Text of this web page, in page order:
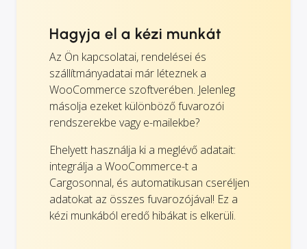
Hagyja el a kézi munkát
Az Ön kapcsolatai, rendelései és
szállítmányadatai már léteznek a
WooCommerce szoftverében. Jelenleg
másolja ezeket különböző fuvarozói
rendszerekbe vagy e-mailekbe?
Ehelyett használja ki a meglévő adatait:
integrálja a WooCommerce-t a
Cargosonnal, és automatikusan cseréljen
adatokat az összes fuvarozójával! Ez a
kézi munkából eredő hibákat is elkerüli.